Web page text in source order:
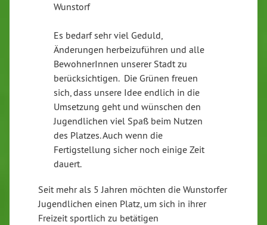
Wunstorf
Es bedarf sehr viel Geduld,
Änderungen herbeizuführen und alle
BewohnerInnen unserer Stadt zu
berücksichtigen. Die Grünen freuen
sich, dass unsere Idee endlich in die
Umsetzung geht und wünschen den
Jugendlichen viel Spaß beim Nutzen
des Platzes. Auch wenn die
Fertigstellung sicher noch einige Zeit
dauert.
Seit mehr als 5 Jahren möchten die Wunstorfer
Jugendlichen einen Platz, um sich in ihrer
Freizeit sportlich zu betätigen